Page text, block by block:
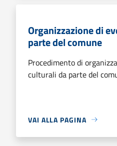
Organizzazione di
parte del comune
Procedimento di
culturali da parte del
VAI ALLA PAGINA